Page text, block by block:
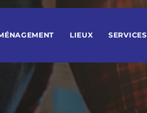
LIEUX SERVICES